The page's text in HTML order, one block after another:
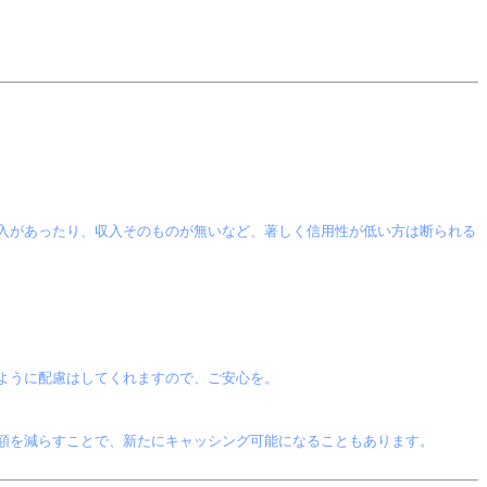
あったり、収入そのものが無いなど、著しく信用性が低い方は断られる
に配慮はしてくれますので、ご安心を。
減らすことで、新たにキャッシング可能になることもあります。